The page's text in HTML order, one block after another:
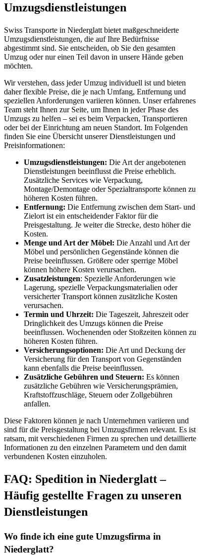
Umzugsdienstleistungen
Swiss Transporte in Niederglatt bietet maßgeschneiderte
Umzugsdienstleistungen, die auf Ihre Bedürfnisse
abgestimmt sind. Sie entscheiden, ob Sie den gesamten
Umzug oder nur einen Teil davon in unsere Hände geben
möchten.
Wir verstehen, dass jeder Umzug individuell ist und bieten
daher flexible Preise, die je nach Umfang, Entfernung und
speziellen Anforderungen variieren können. Unser erfahrenes
Team steht Ihnen zur Seite, um Ihnen in jeder Phase des
Umzugs zu helfen – sei es beim Verpacken, Transportieren
oder bei der Einrichtung am neuen Standort. Im Folgenden
finden Sie eine Übersicht unserer Dienstleistungen und
Preisinformationen:
Umzugsdienstleistungen: Die Art der angebotenen
Dienstleistungen beeinflusst die Preise erheblich.
Zusätzliche Services wie Verpackung,
Montage/Demontage oder Spezialtransporte können zu
höheren Kosten führen.
Entfernung: Die Entfernung zwischen dem Start- und
Zielort ist ein entscheidender Faktor für die
Preisgestaltung. Je weiter die Strecke, desto höher die
Kosten.
Menge und Art der Möbel: Die Anzahl und Art der
Möbel und persönlichen Gegenstände können die
Preise beeinflussen. Größere oder sperrige Möbel
können höhere Kosten verursachen.
Zusatzleistungen: Spezielle Anforderungen wie
Lagerung, spezielle Verpackungsmaterialien oder
versicherter Transport können zusätzliche Kosten
verursachen.
Termin und Uhrzeit: Die Tageszeit, Jahreszeit oder
Dringlichkeit des Umzugs können die Preise
beeinflussen. Wochenenden oder Stoßzeiten können zu
höheren Kosten führen.
Versicherungsoptionen: Die Art und Deckung der
Versicherung für den Transport von Gegenständen
kann ebenfalls die Preise beeinflussen.
Zusätzliche Gebühren und Steuern: Es können
zusätzliche Gebühren wie Versicherungsprämien,
Kraftstoffzuschläge, Steuern oder Zollgebühren
anfallen.
Diese Faktoren können je nach Unternehmen variieren und
sind für die Preisgestaltung bei Umzugsfirmen relevant. Es ist
ratsam, mit verschiedenen Firmen zu sprechen und detaillierte
Informationen zu den einzelnen Parametern und den damit
verbundenen Kosten einzuholen.
FAQ: Spedition in Niederglatt –
Häufig gestellte Fragen zu unseren
Dienstleistungen
Wo finde ich eine gute Umzugsfirma in
Niederglatt?